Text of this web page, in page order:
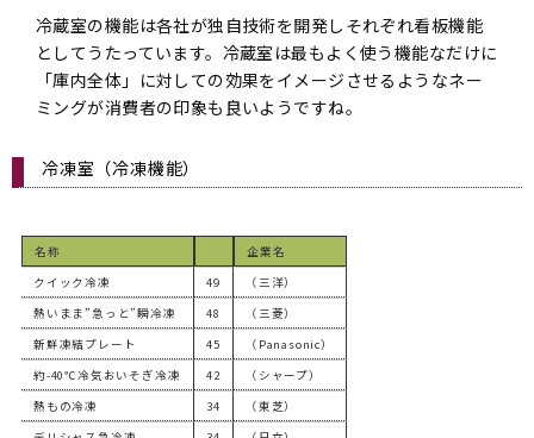
冷蔵室の機能は各社が独自技術を開発しそれぞれ看板機能
としてうたっています。冷蔵室は最もよく使う機能なだけに
「庫内全体」に対しての効果をイメージさせるようなネー
ミングが消費者の印象も良いようですね。
冷凍室（冷凍機能）
名称
企業名
クイック冷凍
49
（三洋）
熱いまま”急っと”瞬冷凍
48
（三菱）
新鮮凍結プレート
45
（Panasonic）
約-40℃冷気おいそぎ冷凍
42
（シャープ）
熱もの冷凍
34
（東芝）